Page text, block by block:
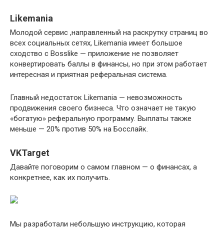
Likemania
Молодой сервис ,направленный на раскрутку страниц во
всех социальных сетях, Likemania имеет большое
сходство с Bosslike — приложение не позволяет
конвертировать баллы в финансы, но при этом работает
интересная и приятная реферальная система.
Главный недостаток Likemania — невозможность
продвижения своего бизнеса. Что означает не такую
«богатую» реферальную программу. Выплаты также
меньше — 20% против 50% на Босслайк.
VKTarget
Давайте поговорим о самом главном — о финансах, а
конкретнее, как их получить.
Мы разработали небольшую инструкцию, которая